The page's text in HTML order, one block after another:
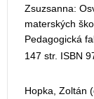
Zsuzsanna:
materských
Pedagogická
147 str. ISBN
Hopka, Zoltán